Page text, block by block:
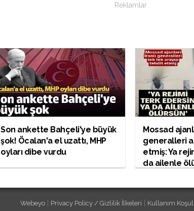
Reklamlar
Son ankette Bahçeli'ye büyük
şok! Öcalan'a el uzattı, MHP
oyları dibe vurdu
Mossad
generalleri
etmiş: Ya
da ailenle
Webeyo| Privacy Policy / Gizlilik İlkeleri Kullanım